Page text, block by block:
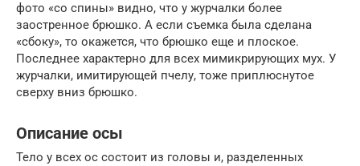
фото «со спины» видно, что у журчалки более
заостренное брюшко. А если съемка была сделана
«сбоку», то окажется, что брюшко еще и плоское.
Последнее характерно для всех мимикрирующих мух. У
журчалки, имитирующей пчелу, тоже приплюснутое
сверху вниз брюшко.
Описание осы
Тело у всех ос состоит из головы и, разделенных